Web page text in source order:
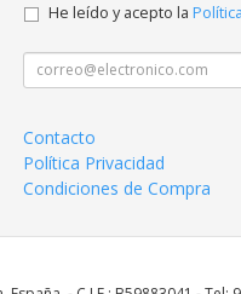
He leído y acepto la
Contacto
Política Privacidad
Condiciones de Compra